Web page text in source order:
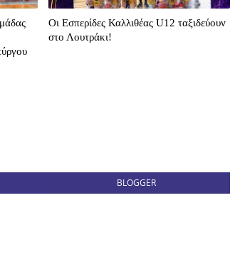
Οι Εσπερίδες Καλλιθέας U12 ταξιδεύουν
στο Λουτράκι!
BLOGGER